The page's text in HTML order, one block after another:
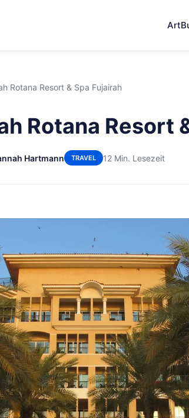
Art
Rotana Resort & Spa Fujairah
Rotana Resort
Hartmann TRAVEL 12 Min. Lesezeit